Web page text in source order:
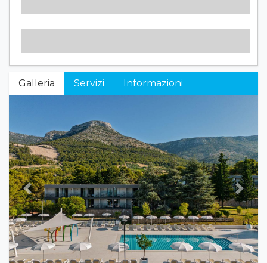
Galleria Servizi Informazioni
Previous Next